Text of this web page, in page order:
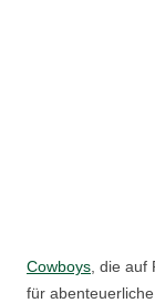
Cowboys , die
für